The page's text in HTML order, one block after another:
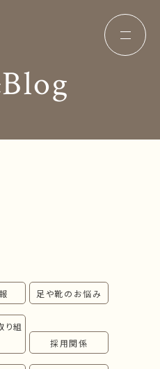
コンセプト
ーダー中敷き
ンショップ
い合わせ足や靴のお悩み
り組
採用関係